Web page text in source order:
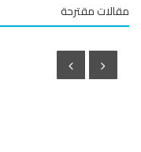
مقالات مقترحة